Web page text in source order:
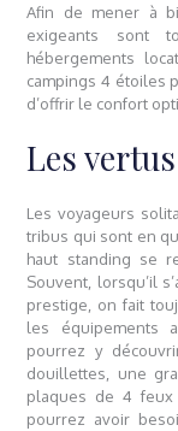
Afin de mener à
exigeants sont
hébergements
campings 4 étoiles
d’offrir le confort
Les
Les voyageurs
tribus qui sont en
haut standing se
Souvent, lorsqu’il
prestige, on fait
les équipements
pourrez y
douillettes, une
plaques de 4
pourrez avoir